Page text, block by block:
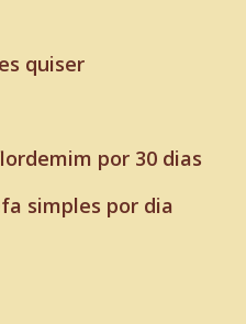
quiser
por 30 dias
simples por dia